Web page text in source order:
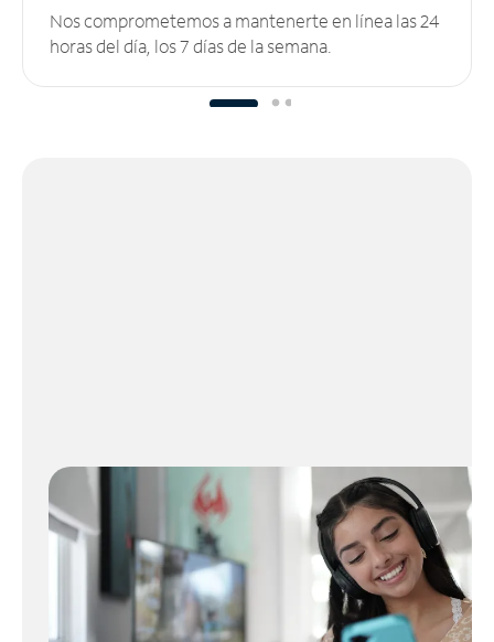
Nos comprometemos a mantenerte en línea las 24
horas del día, los 7 días de la semana.